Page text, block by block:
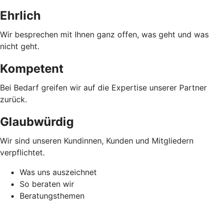
Ehrlich
Wir besprechen mit Ihnen ganz offen, was geht und was
nicht geht.
Kompetent
Bei Bedarf greifen wir auf die Expertise unserer Partner
zurück.
Glaubwürdig
Wir sind unseren Kundinnen, Kunden und Mitgliedern
verpflichtet.
Was uns auszeichnet
So beraten wir
Beratungsthemen